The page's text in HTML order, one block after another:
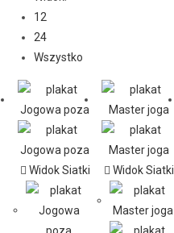
12
24
Wszystko
Widok Siatki Widok Siatki